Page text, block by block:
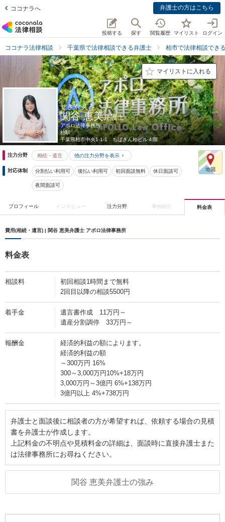
ココナラへ 弁護士の方はこちら
投稿する 探す 閲覧履歴 マイリスト ログイン
ココナラ法律相談 千葉県で法律相談できる弁護士 柏市で法律相談でき
マイリストに入れる
せきや えみ
関谷 恵美弁護士
アポロ法律事務所
柏駅
千葉県柏市中央1-1-1 ちばぎん柏ビル４階
注力分野 相続・遺言 他の注力分野を表示
対応体制 分割払い利用可 後払い利用可 初回面談無料 休日面談可
夜間面談可
プロフィール インタビュー 注力分野 事例紹介 料金表
費用(相続・遺言) | 関谷 恵美弁護士 アポロ法律事務所
料金表
相談料
初回相談1時間まで無料
2回目以降の相談5500円
着手金
遺言書作成 11万円～
遺産分割調停 33万円～
報酬金
経済的利益の額によります。
経済的利益の額
～300万円 16%
300～3,000万円10%+18万円
3,000万円～3億円 6%+138万円
3億円以上 4%+738万円
弁護士と面談後に相談者の方が希望すれば、依頼する場合の見積
書を弁護士が作成します。
上記料金の不明点や見積料金の詳細は、面談時に直接弁護士また
は法律事務所にお尋ねください。
関谷 恵美弁護士の強み